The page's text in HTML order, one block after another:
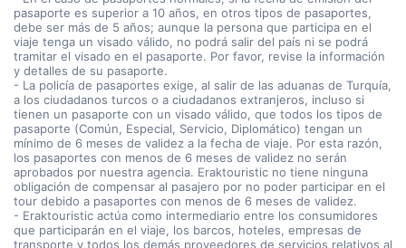
pasaporte es superior a 10 años, en otros tipos de pasaportes,
debe ser más de 5 años; aunque la persona que participa en el
viaje tenga un visado válido, no podrá salir del país ni se podrá
tramitar el visado en el pasaporte. Por favor, revise la información
y detalles de su pasaporte.
- La policía de pasaportes exige, al salir de las aduanas de Turquía,
a los ciudadanos turcos o a ciudadanos extranjeros, incluso si
tienen un pasaporte con un visado válido, que todos los tipos de
pasaporte (Común, Especial, Servicio, Diplomático) tengan un
mínimo de 6 meses de validez a la fecha de viaje. Por esta razón,
los pasaportes con menos de 6 meses de validez no serán
aprobados por nuestra agencia. Eraktouristic no tiene ninguna
obligación de compensar al pasajero por no poder participar en el
tour debido a pasaportes con menos de 6 meses de validez.
- Eraktouristic actúa como intermediario entre los consumidores
que participarán en el viaje, los barcos, hoteles, empresas de
transporte y todos los demás proveedores de servicios relativos al